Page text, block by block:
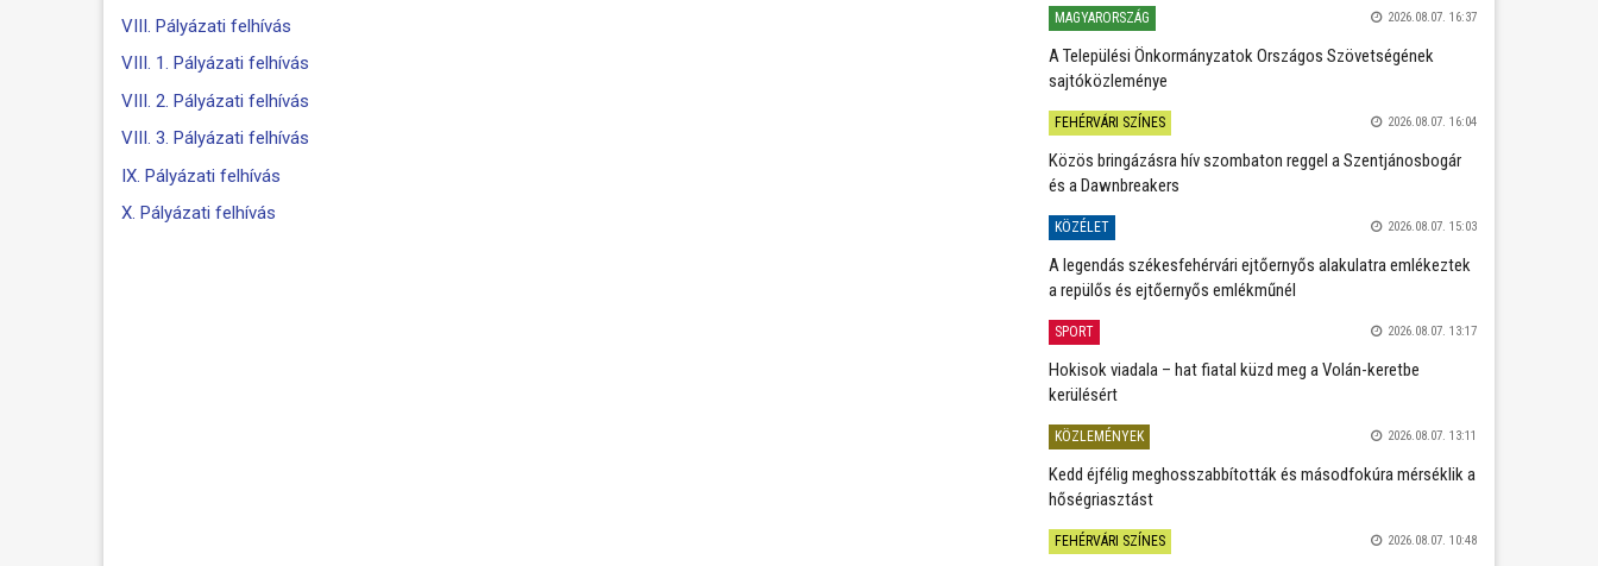
VIII. Pályázati felhívás
VIII. 1. Pályázati felhívás
VIII. 2. Pályázati felhívás
VIII. 3. Pályázati felhívás
IX. Pályázati felhívás
X. Pályázati felhívás
MAGYARORSZÁG 2026.08.07. 16:37
A Települési Önkormányzatok Országos Szövetségének
sajtóközleménye
FEHÉRVÁRI SZÍNES 2026.08.07. 16:04
Közös bringázásra hív szombaton reggel a Szentjánosbogár
és a Dawnbreakers
KÖZÉLET 2026.08.07. 15:03
A legendás székesfehérvári ejtőernyős alakulatra emlékeztek
a repülős és ejtőernyős emlékműnél
SPORT 2026.08.07. 13:17
Hokisok viadala – hat fiatal küzd meg a Volán-keretbe
kerülésért
KÖZLEMÉNYEK 2026.08.07. 13:11
Kedd éjfélig meghosszabbították és másodfokúra mérséklik a
hőségriasztást
FEHÉRVÁRI SZÍNES 2026.08.07. 10:48